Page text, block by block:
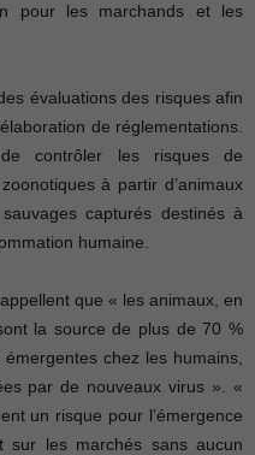
pour les marchands et les
évaluations des risques afin
de réglementations.
contrôler les risques de
à partir d’animaux
capturés destinés à
humaine.
que « les animaux, en
la source de plus de 70 %
chez les humains,
par de nouveaux virus ». «
un risque pour l’émergence
sur les marchés sans aucun